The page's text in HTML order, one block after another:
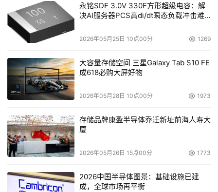
永铭SDF 3.0V 330F方形超级电容：解
决AI服务器PCS高di/dt瞬态负载冲击难
2026年05月25日 10点00分 1269
大容量存储空间 三星Galaxy Tab S10 FE
成618必购大屏好物
2026年05月28日 10点00分 1973
存储品牌康盈半导体乔迁新址前海人寿大
厦
2026年05月26日 15点00分 1773
2026中国半导体图景：基础设施已建
成，全球市场再平衡